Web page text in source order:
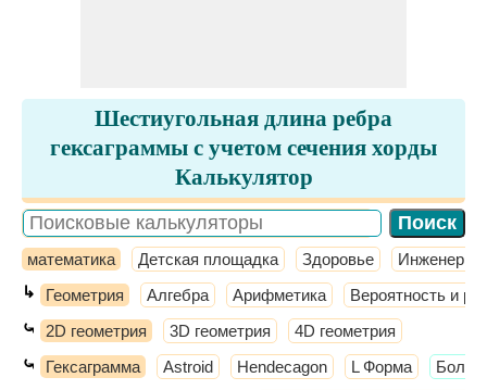
Шестиугольная длина ребра
гексаграммы с учетом сечения хорды
Калькулятор
математика Детская площадка Здоровье
↳ Геометрия Алгебра Арифметика Вероятность и
⤿ 2D геометрия 3D геометрия 4D геометрия
⤿ Гексаграмма Astroid Hendecagon L Форма